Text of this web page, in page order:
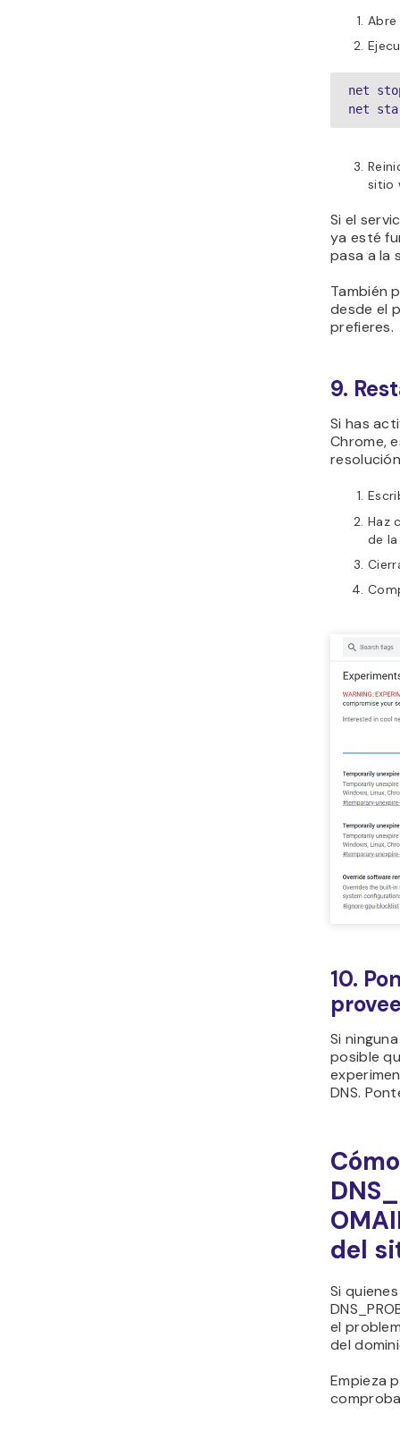
net
net
sitio
Si el
ya esté
pasa a la
También
desde el
prefieres.
9.
Si has
Chrome,
Haz
de
10.
Si
posible
DNS.
del
Si
el
del
Empieza